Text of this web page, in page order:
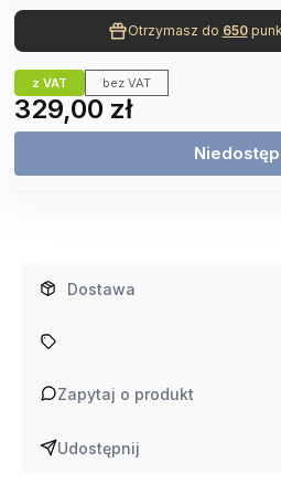
Otrzymasz do 650
z VAT bez VAT
Cena
329,00 zł
Dostawa
Zapytaj o produkt
Udostępnij